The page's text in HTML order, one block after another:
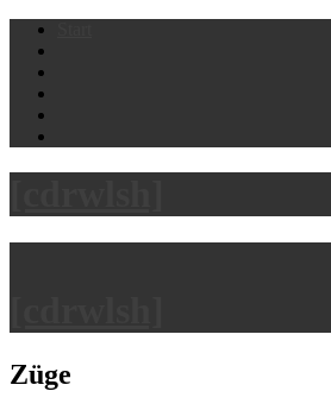
Skip
content
Züge